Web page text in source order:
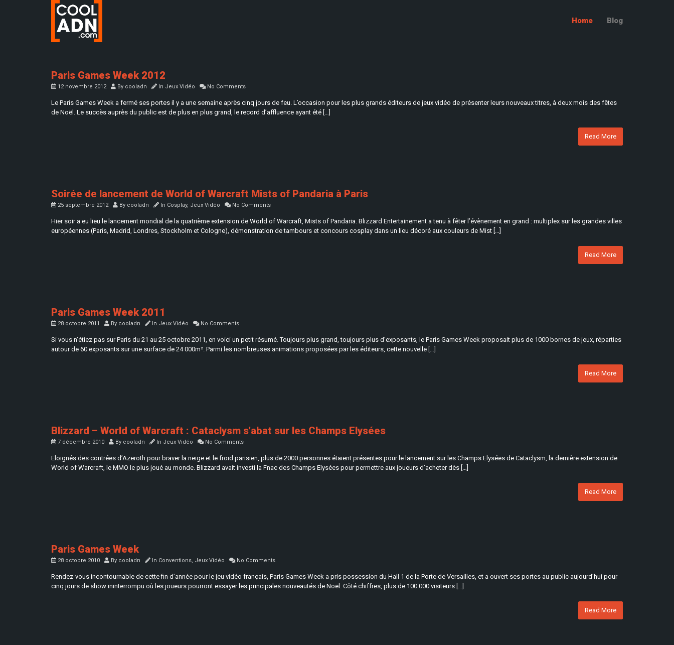
Home Blog
Paris Games Week 2012
12 novembre 2012 By cooladn In Jeux Vidéo No Comments
Le Paris Games Week a fermé ses portes il y a une semaine après cinq jours de feu. L’occasion pour les plus grands éditeurs de jeux vidéo de présenter leurs nouveaux titres, à deux mois des fêtes
de Noël. Le succès auprès du public est de plus en plus grand, le record d’affluence ayant été […]
Read More
Soirée de lancement de World of Warcraft Mists of Pandaria à Paris
25 septembre 2012 By cooladn In Cosplay, Jeux Vidéo No Comments
Hier soir a eu lieu le lancement mondial de la quatrième extension de World of Warcraft, Mists of Pandaria. Blizzard Entertainement a tenu à fêter l’évènement en grand : multiplex sur les grandes villes
européennes (Paris, Madrid, Londres, Stockholm et Cologne), démonstration de tambours et concours cosplay dans un lieu décoré aux couleurs de Mist […]
Read More
Paris Games Week 2011
28 octobre 2011 By cooladn In Jeux Vidéo No Comments
Si vous n’étiez pas sur Paris du 21 au 25 octobre 2011, en voici un petit résumé. Toujours plus grand, toujours plus d’exposants, le Paris Games Week proposait plus de 1000 bornes de jeux, réparties
autour de 60 exposants sur une surface de 24 000m². Parmi les nombreuses animations proposées par les éditeurs, cette nouvelle […]
Read More
Blizzard – World of Warcraft : Cataclysm s’abat sur les Champs Elysées
7 décembre 2010 By cooladn In Jeux Vidéo No Comments
Eloignés des contrées d’Azeroth pour braver la neige et le froid parisien, plus de 2000 personnes étaient présentes pour le lancement sur les Champs Elysées de Cataclysm, la dernière extension de
World of Warcraft, le MMO le plus joué au monde. Blizzard avait investi la Fnac des Champs Elysées pour permettre aux joueurs d’acheter dès […]
Read More
Paris Games Week
28 octobre 2010 By cooladn In Conventions, Jeux Vidéo No Comments
Rendez-vous incontournable de cette fin d’année pour le jeu vidéo français, Paris Games Week a pris possession du Hall 1 de la Porte de Versailles, et a ouvert ses portes au public aujourd’hui pour
cinq jours de show ininterrompu où les joueurs pourront essayer les principales nouveautés de Noël. Côté chiffres, plus de 100.000 visiteurs […]
Read More